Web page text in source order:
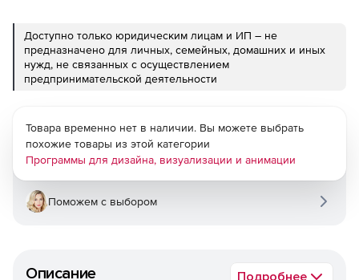
Доступно только юридическим лицам и ИП – не
предназначено для личных, семейных, домашних и иных
нужд, не связанных с осуществлением
предпринимательской деятельности
Описание Подробнее
Товара временно нет в наличии. Вы можете выбрать
похожие товары из этой категории
Программы для дизайна, визуализации и анимации
Поможем с выбором